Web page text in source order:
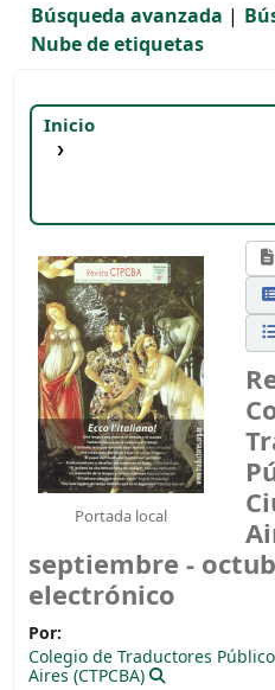
Búsqueda avanzada
Nube de etiquetas
Inicio
Portada local
septiembre -
electrónico
Por:
Colegio de Traductores
Aires (CTPCBA)